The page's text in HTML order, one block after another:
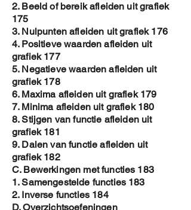
2. Beeld of bereik afleiden uit grafiek
175
3. Nulpunten afleiden uit grafiek 176
4. Positieve waarden afleiden uit
grafiek 177
5. Negatieve waarden afleiden uit
grafiek 178
6. Maxima afleiden uit grafiek 179
7. Minima afleiden uit grafiek 180
8. Stijgen van functie afleiden uit
grafiek 181
9. Dalen van functie afleiden uit
grafiek 182
C. Bewerkingen met functies 183
1. Samengestelde functies 183
2. Inverse functies 184
D. Overzichtsoefeningen